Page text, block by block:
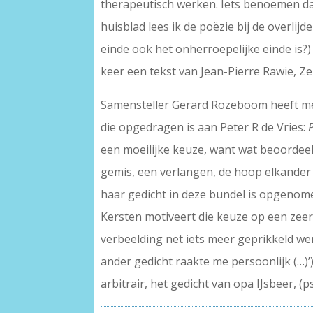
therapeutisch werken. Iets benoemen
huisblad lees ik de poëzie bij de
einde ook het onherroepelijke einde
keer een tekst van Jean-Pierre Rawie,
Samensteller Gerard Rozeboom heeft
die opgedragen is aan Peter R de Vries:
een moeilijke keuze, want wat
gemis, een verlangen, de hoop
haar gedicht in deze bundel is
Kersten motiveert die keuze op een
verbeelding net iets meer geprikkeld
ander gedicht raakte me persoonlijk
arbitrair, het gedicht van opa IJsbeer,